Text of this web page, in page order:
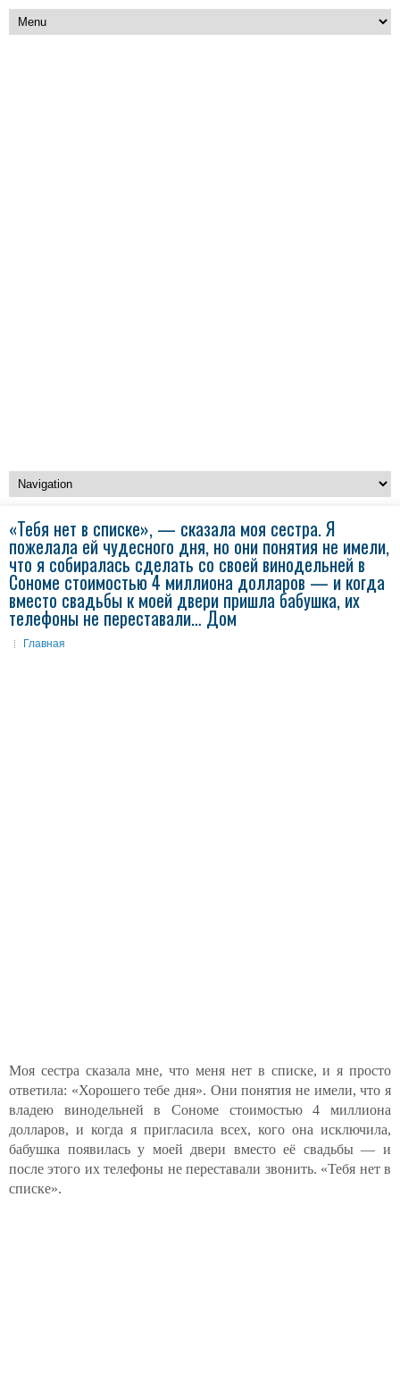
«Тебя нет в списке», — сказала моя сестра. Я
пожелала ей чудесного дня, но они понятия не имели,
что я собиралась сделать со своей винодельней в
Сономе стоимостью 4 миллиона долларов — и когда
вместо свадьбы к моей двери пришла бабушка, их
телефоны не переставали… Дом
Главная
Моя сестра сказала мне, что меня нет в списке, и я просто
ответила: «Хорошего тебе дня». Они понятия не имели, что я
владею винодельней в Сономе стоимостью 4 миллиона
долларов, и когда я пригласила всех, кого она исключила,
бабушка появилась у моей двери вместо её свадьбы — и
после этого их телефоны не переставали звонить. «Тебя нет в
списке».